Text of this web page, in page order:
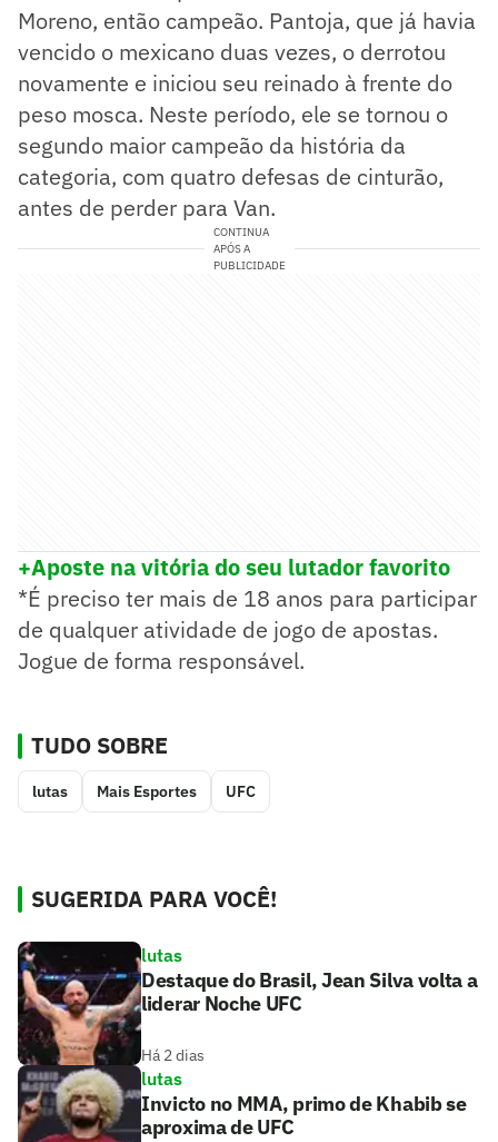
Moreno, então campeão. Pantoja, que já havia
vencido o mexicano duas vezes, o derrotou
novamente e iniciou seu reinado à frente do
peso mosca. Neste período, ele se tornou o
segundo maior campeão da história da
categoria, com quatro defesas de cinturão,
antes de perder para Van.
CONTINUA
APÓS A
PUBLICIDADE
+Aposte na vitória do seu lutador favorito
*É preciso ter mais de 18 anos para participar
de qualquer atividade de jogo de apostas.
Jogue de forma responsável.
TUDO SOBRE
lutas Mais Esportes UFC
SUGERIDA PARA VOCÊ!
lutas
Destaque do Brasil, Jean Silva volta a
liderar Noche UFC
Há 2 dias
lutas
Invicto no MMA, primo de Khabib se
aproxima de UFC